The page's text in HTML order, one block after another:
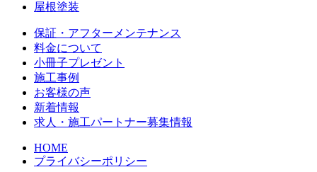
屋根塗装
保証・アフターメンテナンス
料金について
小冊子プレゼント
施工事例
お客様の声
新着情報
求人・施工パートナー募集情報
HOME
プライバシーポリシー